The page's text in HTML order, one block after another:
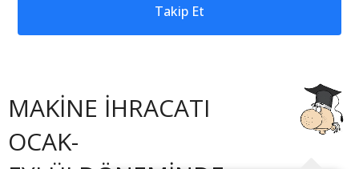
Takip Et
MAKİNE İHRACATI
OCAK-